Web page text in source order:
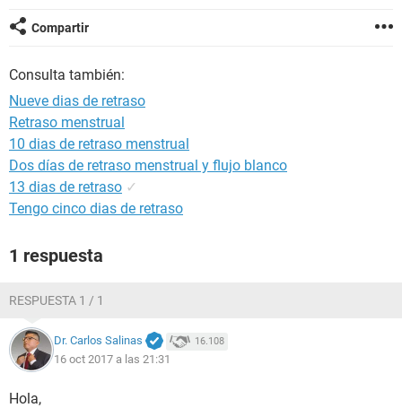
Compartir
Consulta también:
Nueve dias de retraso
Retraso menstrual
10 dias de retraso menstrual
Dos días de retraso menstrual y flujo blanco
13 dias de retraso ✓
Tengo cinco dias de retraso
1 respuesta
RESPUESTA 1 / 1
Dr. Carlos Salinas 16.108
16 oct 2017 a las 21:31
Hola,